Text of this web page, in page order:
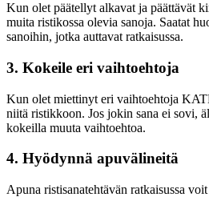
Kun olet päätellyt alkavat ja päättävät
muita ristikossa olevia sanoja. Saatat
sanoihin, jotka auttavat ratkaisussa.
3. Kokeile eri vaihtoehtoja
Kun olet miettinyt eri vaihtoehtoja
niitä ristikkoon. Jos jokin sana ei sovi,
kokeilla muuta vaihtoehtoa.
4. Hyödynnä apuvälineitä
Apuna ristisanatehtävän ratkaisussa